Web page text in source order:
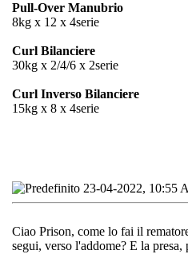
Pull-Over Manubrio
8kg x 12 x 4serie
Curl Bilanciere
30kg x 2/4/6 x 2serie
Curl Inverso Bilanciere
15kg x 8 x 4serie
23-04-2022, 10:55
Ciao Prison, come lo fai il
segui, verso l'addome? E la presa,